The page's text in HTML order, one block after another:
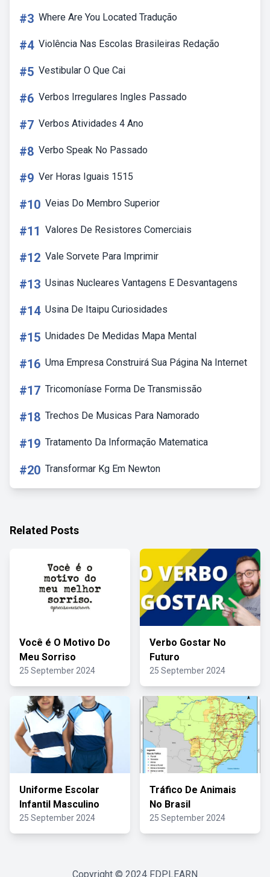
#3 Where Are You Located Tradução
#4 Violência Nas Escolas Brasileiras Redação
#5 Vestibular O Que Cai
#6 Verbos Irregulares Ingles Passado
#7 Verbos Atividades 4 Ano
#8 Verbo Speak No Passado
#9 Ver Horas Iguais 1515
#10 Veias Do Membro Superior
#11 Valores De Resistores Comerciais
#12 Vale Sorvete Para Imprimir
#13 Usinas Nucleares Vantagens E Desvantagens
#14 Usina De Itaipu Curiosidades
#15 Unidades De Medidas Mapa Mental
#16 Uma Empresa Construirá Sua Página Na Internet
#17 Tricomoníase Forma De Transmissão
#18 Trechos De Musicas Para Namorado
#19 Tratamento Da Informação Matematica
#20 Transformar Kg Em Newton
Related Posts
Você é O Motivo Do
Meu Sorriso
25 September 2024
Verbo Gostar No
Futuro
25 September 2024
Uniforme Escolar
Infantil Masculino
25 September 2024
Tráfico De Animais
No Brasil
25 September 2024
Copyright © 2024 FDPLEARN